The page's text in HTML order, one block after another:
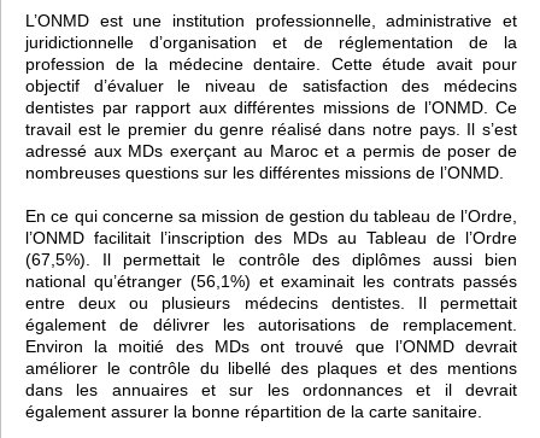
L’ONMD est une institution professionnelle, administrative et
juridictionnelle d’organisation et de réglementation de la
profession de la médecine dentaire. Cette étude avait pour
objectif d’évaluer le niveau de satisfaction des médecins
dentistes par rapport aux différentes missions de l’ONMD. Ce
travail est le premier du genre réalisé dans notre pays. Il s’est
adressé aux MDs exerçant au Maroc et a permis de poser de
nombreuses questions sur les différentes missions de l’ONMD.
En ce qui concerne sa mission de gestion du tableau de l’Ordre,
l’ONMD facilitait l’inscription des MDs au Tableau de l’Ordre
(67,5%). Il permettait le contrôle des diplômes aussi bien
national qu’étranger (56,1%) et examinait les contrats passés
entre deux ou plusieurs médecins dentistes. Il permettait
également de délivrer les autorisations de remplacement.
Environ la moitié des MDs ont trouvé que l’ONMD devrait
améliorer le contrôle du libellé des plaques et des mentions
dans les annuaires et sur les ordonnances et il devrait
également assurer la bonne répartition de la carte sanitaire.